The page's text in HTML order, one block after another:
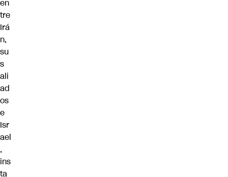
en
tre
Irá
n,
su
s
ali
ad
os
e
Isr
ael
,
ins
ta